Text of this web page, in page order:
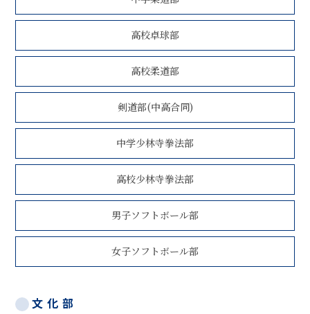
高校卓球部
高校柔道部
剣道部(中高合同)
中学少林寺拳法部
高校少林寺拳法部
男子ソフトボール部
女子ソフトボール部
文化部